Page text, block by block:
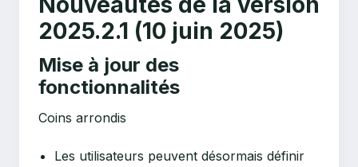
2025.2.1 (10 juin 2025)
Mise à jour des
fonctionnalités
Coins arrondis
Les utilisateurs peuvent désormais définir